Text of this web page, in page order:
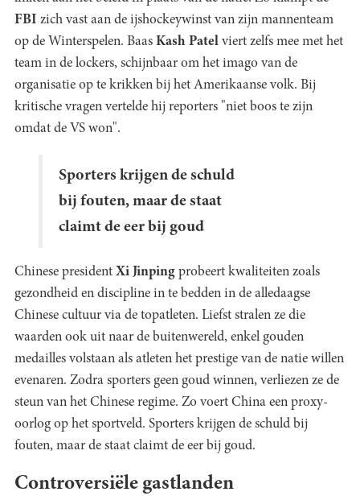
FBI zich vast aan de ijshockeywinst van zijn mannenteam
op de Winterspelen. Baas Kash Patel viert zelfs mee met het
team in de lockers, schijnbaar om het imago van de
organisatie op te krikken bij het Amerikaanse volk. Bij
kritische vragen vertelde hij reporters "niet boos te zijn
omdat de VS won".
Sporters krijgen de schuld
bij fouten, maar de staat
claimt de eer bij goud
Chinese president Xi Jinping probeert kwaliteiten zoals
gezondheid en discipline in te bedden in de alledaagse
Chinese cultuur via de topatleten. Liefst stralen ze die
waarden ook uit naar de buitenwereld, enkel gouden
medailles volstaan als atleten het prestige van de natie willen
evenaren. Zodra sporters geen goud winnen, verliezen ze de
steun van het Chinese regime. Zo voert China een proxy-
oorlog op het sportveld. Sporters krijgen de schuld bij
fouten, maar de staat claimt de eer bij goud.
Controversiële gastlanden